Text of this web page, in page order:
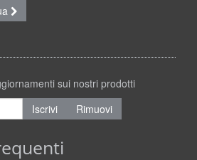
sui nostri prodotti
Iscrivi
Rimuovi